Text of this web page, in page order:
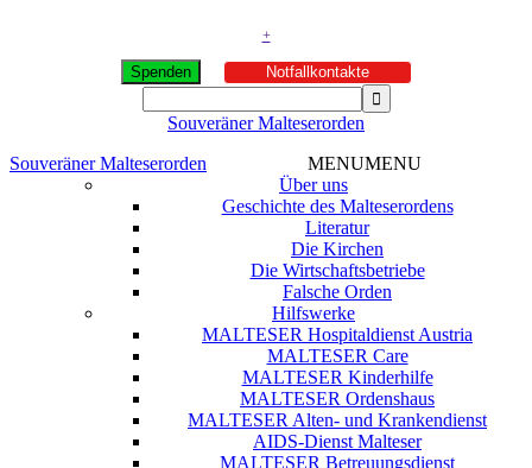
+
Spenden Notfallkontakte
Souveräner Malteserorden
Souveräner Malteserorden
MENUMENU
Über uns
Geschichte des Malteserordens
Literatur
Die Kirchen
Die Wirtschaftsbetriebe
Falsche Orden
Hilfswerke
MALTESER Hospitaldienst Austria
MALTESER Care
MALTESER Kinderhilfe
MALTESER Ordenshaus
MALTESER Alten- und Krankendienst
AIDS-Dienst Malteser
MALTESER Betreuungsdienst